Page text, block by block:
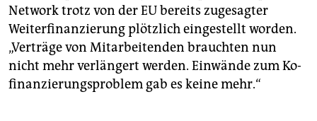
Network trotz von der EU bereits zugesagter
Weiterfinanzierung plötzlich eingestellt worden.
„Verträge von Mitarbeitenden brauchten nun
nicht mehr verlängert werden. Einwände zum Ko­
finanzierungsproblem gab es keine mehr.“